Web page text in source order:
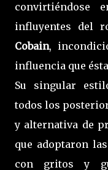
convirtiéndose
influyentes del
Cobain,
influencia que
Su singular
todos los
y alternativa de
que adoptaron
con gritos y